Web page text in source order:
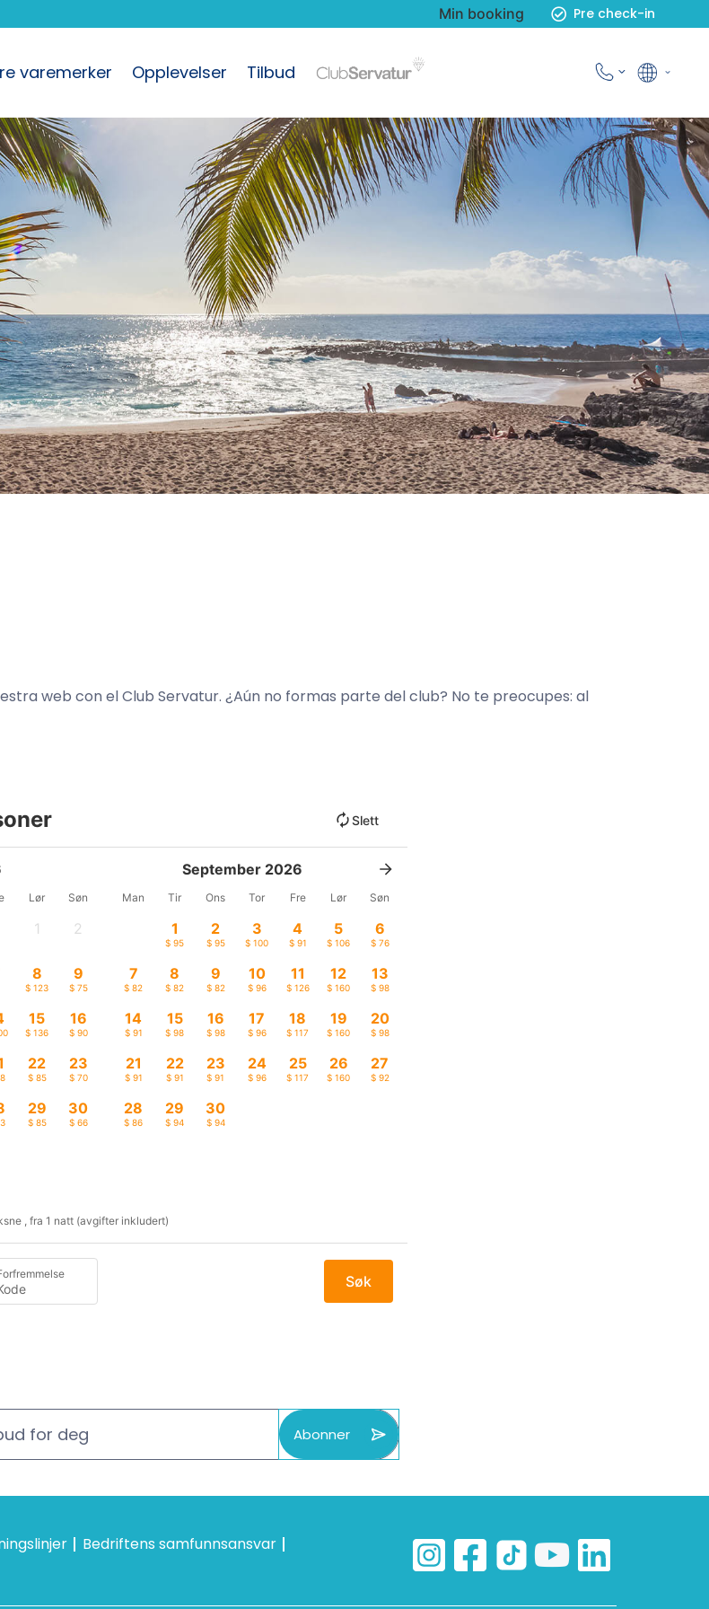
Min booking Pre check-in
varemerker Opplevelser Tilbud
web con el Club Servatur. ¿Aún no formas parte del club? No te preocupes: al
Slett
Lør Søn
1 2
8
$ 123
9
$ 75
15
$ 136
16
$ 90
22
$ 85
23
$ 70
29
$ 85
30
$ 66
September 2026
Man Tir Ons Tor Fre Lør Søn
1
$ 95
2
$ 95
3
$ 100
4
$ 91
5
$ 106
6
$ 76
7
$ 82
8
$ 82
9
$ 82
10
$ 96
11
$ 126
12
$ 160
13
$ 98
14
$ 91
15
$ 98
16
$ 98
17
$ 96
18
$ 117
19
$ 160
20
$ 98
21
$ 91
22
$ 91
23
$ 91
24
$ 96
25
$ 117
26
$ 160
27
$ 92
28
$ 86
29
$ 94
30
$ 94
, fra 1 natt (avgifter inkludert)
Søk
for deg Abonner
Bedriftens samfunnsansvar